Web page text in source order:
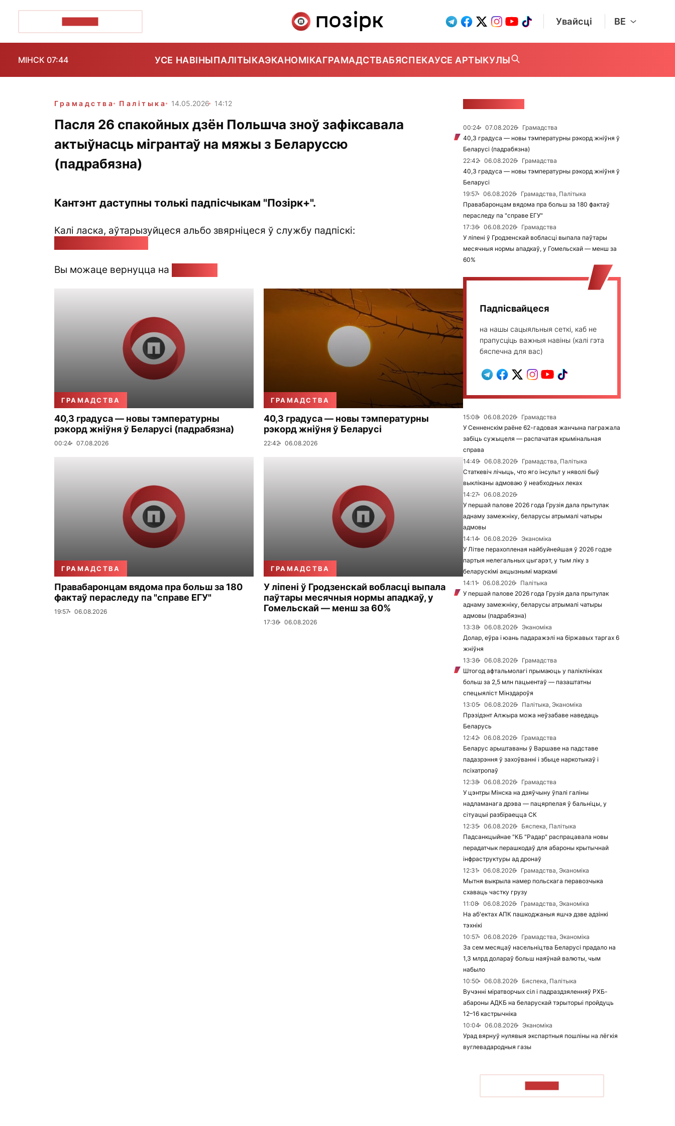
Увайсці BE
МІНСК 07:44 УСЕ НАВІНЫПАЛІТЫКАЭКАНОМІКАГРАМАДСТВАБЯСПЕКАУСЕ АРТЫКУЛЫ
Грамадства Палітыка 14.05.2026 14:12
Пасля 26 спакойных дзён Польшча зноў зафіксавала
актыўнасць мігрантаў на мяжы з Беларуссю
(падрабязна)
Кантэнт даступны толькі падпісчыкам "Позірк+".
Калі ласка, аўтарызуйцеся альбо звярніцеся ў службу падпіскі:
Вы можаце вернуцца на
ГРАМАДСТВА
40,3 градуса — новы тэмпературны
рэкорд жніўня ў Беларусі (падрабязна)
00:24 07.08.2026
ГРАМАДСТВА
40,3 градуса — новы тэмпературны
рэкорд жніўня ў Беларусі
22:42 06.08.2026
ГРАМАДСТВА
Правабаронцам вядома пра больш за 180
фактаў пераследу па "справе ЕГУ"
19:57 06.08.2026
ГРАМАДСТВА
У ліпені ў Гродзенскай вобласці выпала
паўтары месячныя нормы ападкаў, у
Гомельскай — менш за 60%
17:36 06.08.2026
00:24 07.08.2026
Грамадства
40,3 градуса — новы тэмпературны рэкорд жніўня ў
Беларусі (падрабязна)
22:42
06.08.2026
Грамадства
40,3 градуса — новы тэмпературны рэкорд жніўня ў
Беларусі
19:57
06.08.2026
Грамадства, Палітыка
Правабаронцам вядома пра больш за 180 фактаў
пераследу па "справе ЕГУ"
17:36
06.08.2026
Грамадства
У ліпені ў Гродзенскай вобласці выпала паўтары
месячныя нормы ападкаў, у Гомельскай — менш за
60%
Падпісвайцеся
на нашы сацыяльныя сеткі, каб не
прапусціць важныя навіны (калі гэта
бяспечна для вас)
15:08 06.08.2026
Грамадства
У Сенненскім раёне 62-гадовая жанчына пагражала
забіць сужыцеля — распачатая крымінальная
справа
14:49
06.08.2026
Грамадства, Палітыка
Статкевіч лічыць, что яго інсульт у няволі быў
выкліканы адмоваю ў неабходных леках
14:27
06.08.2026
У першай палове 2026 года Грузія дала прытулак
аднаму замежніку, беларусы атрымалі чатыры
адмовы
14:14
06.08.2026
Эканоміка
У Літве перахопленая найбуйнейшая ў 2026 годзе
партыя нелегальных цыгарэт, у тым ліку з
беларускімі акцызнымі маркамі
14:11
06.08.2026
Палітыка
У першай палове 2026 года Грузія дала прытулак
аднаму замежніку, беларусы атрымалі чатыры
адмовы (падрабязна)
13:38
06.08.2026
Эканоміка
Долар, еўра і юань падаражэлі на біржавых таргах 6
жніўня
13:36
06.08.2026
Грамадства
Штогод афтальмолагі прымаюць у паліклініках
больш за 2,5 млн пацыентаў — пазаштатны
спецыяліст Мінздароўя
13:05
06.08.2026
Палітыка, Эканоміка
Прэзідэнт Алжыра можа неўзабаве наведаць
Беларусь
12:42
06.08.2026
Грамадства
Беларус арыштаваны ў Варшаве на падставе
падазрэння ў захоўванні і збыце наркотыкаў і
псіхатропаў
12:38
06.08.2026
Грамадства
У цэнтры Мінска на дзяўчыну ўпалі галіны
надламанага дрэва — пацярпелая ў бальніцы, у
сітуацыі разбіраецца СК
12:35
06.08.2026
Бяспека, Палітыка
Падсанкцыйнае "КБ "Радар" распрацавала новы
перадатчык перашкодаў для абароны крытычнай
інфраструктуры ад дронаў
12:31
06.08.2026
Грамадства, Эканоміка
Мытня выкрыла намер польскага перавозчыка
схаваць частку грузу
11:08
06.08.2026
Грамадства, Эканоміка
На аб'ектах АПК пашкоджаныя яшчэ дзве адзінкі
тэхнікі
10:57
06.08.2026
Грамадства, Эканоміка
За сем месяцаў насельніцтва Беларусі прадало на
1,3 млрд долараў больш наяўнай валюты, чым
набыло
10:50
06.08.2026
Бяспека, Палітыка
Вучэнні міратворчых сіл і падраздзяленняў РХБ-
абароны АДКБ на беларускай тэрыторыі пройдуць
12–16 кастрычніка
10:04
06.08.2026
Эканоміка
Урад вярнуў нулявыя экспартныя пошліны на лёгкія
вуглевадародныя газы